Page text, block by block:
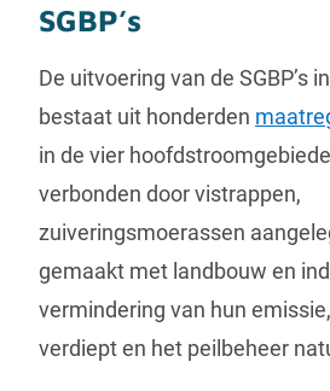
SGBP’s
De uitvoering van de SGBP’s
bestaat uit honderden
in de vier
verbonden door vistrappen,
zuiveringsmoerassen
gemaakt met landbouw en
vermindering van hun
verdiept en het peilbeheer